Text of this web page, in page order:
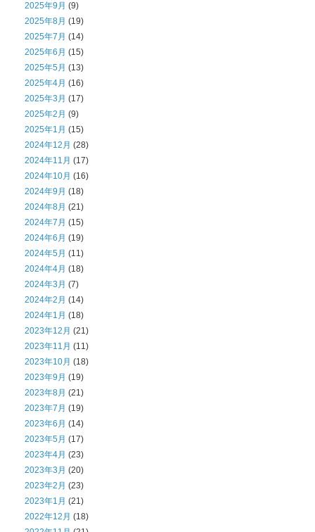
2025年9月 (9)
2025年8月 (19)
2025年7月 (14)
2025年6月 (15)
2025年5月 (13)
2025年4月 (16)
2025年3月 (17)
2025年2月 (9)
2025年1月 (15)
2024年12月 (28)
2024年11月 (17)
2024年10月 (16)
2024年9月 (18)
2024年8月 (21)
2024年7月 (15)
2024年6月 (19)
2024年5月 (11)
2024年4月 (18)
2024年3月 (7)
2024年2月 (14)
2024年1月 (18)
2023年12月 (21)
2023年11月 (11)
2023年10月 (18)
2023年9月 (19)
2023年8月 (21)
2023年7月 (19)
2023年6月 (14)
2023年5月 (17)
2023年4月 (23)
2023年3月 (20)
2023年2月 (23)
2023年1月 (21)
2022年12月 (18)